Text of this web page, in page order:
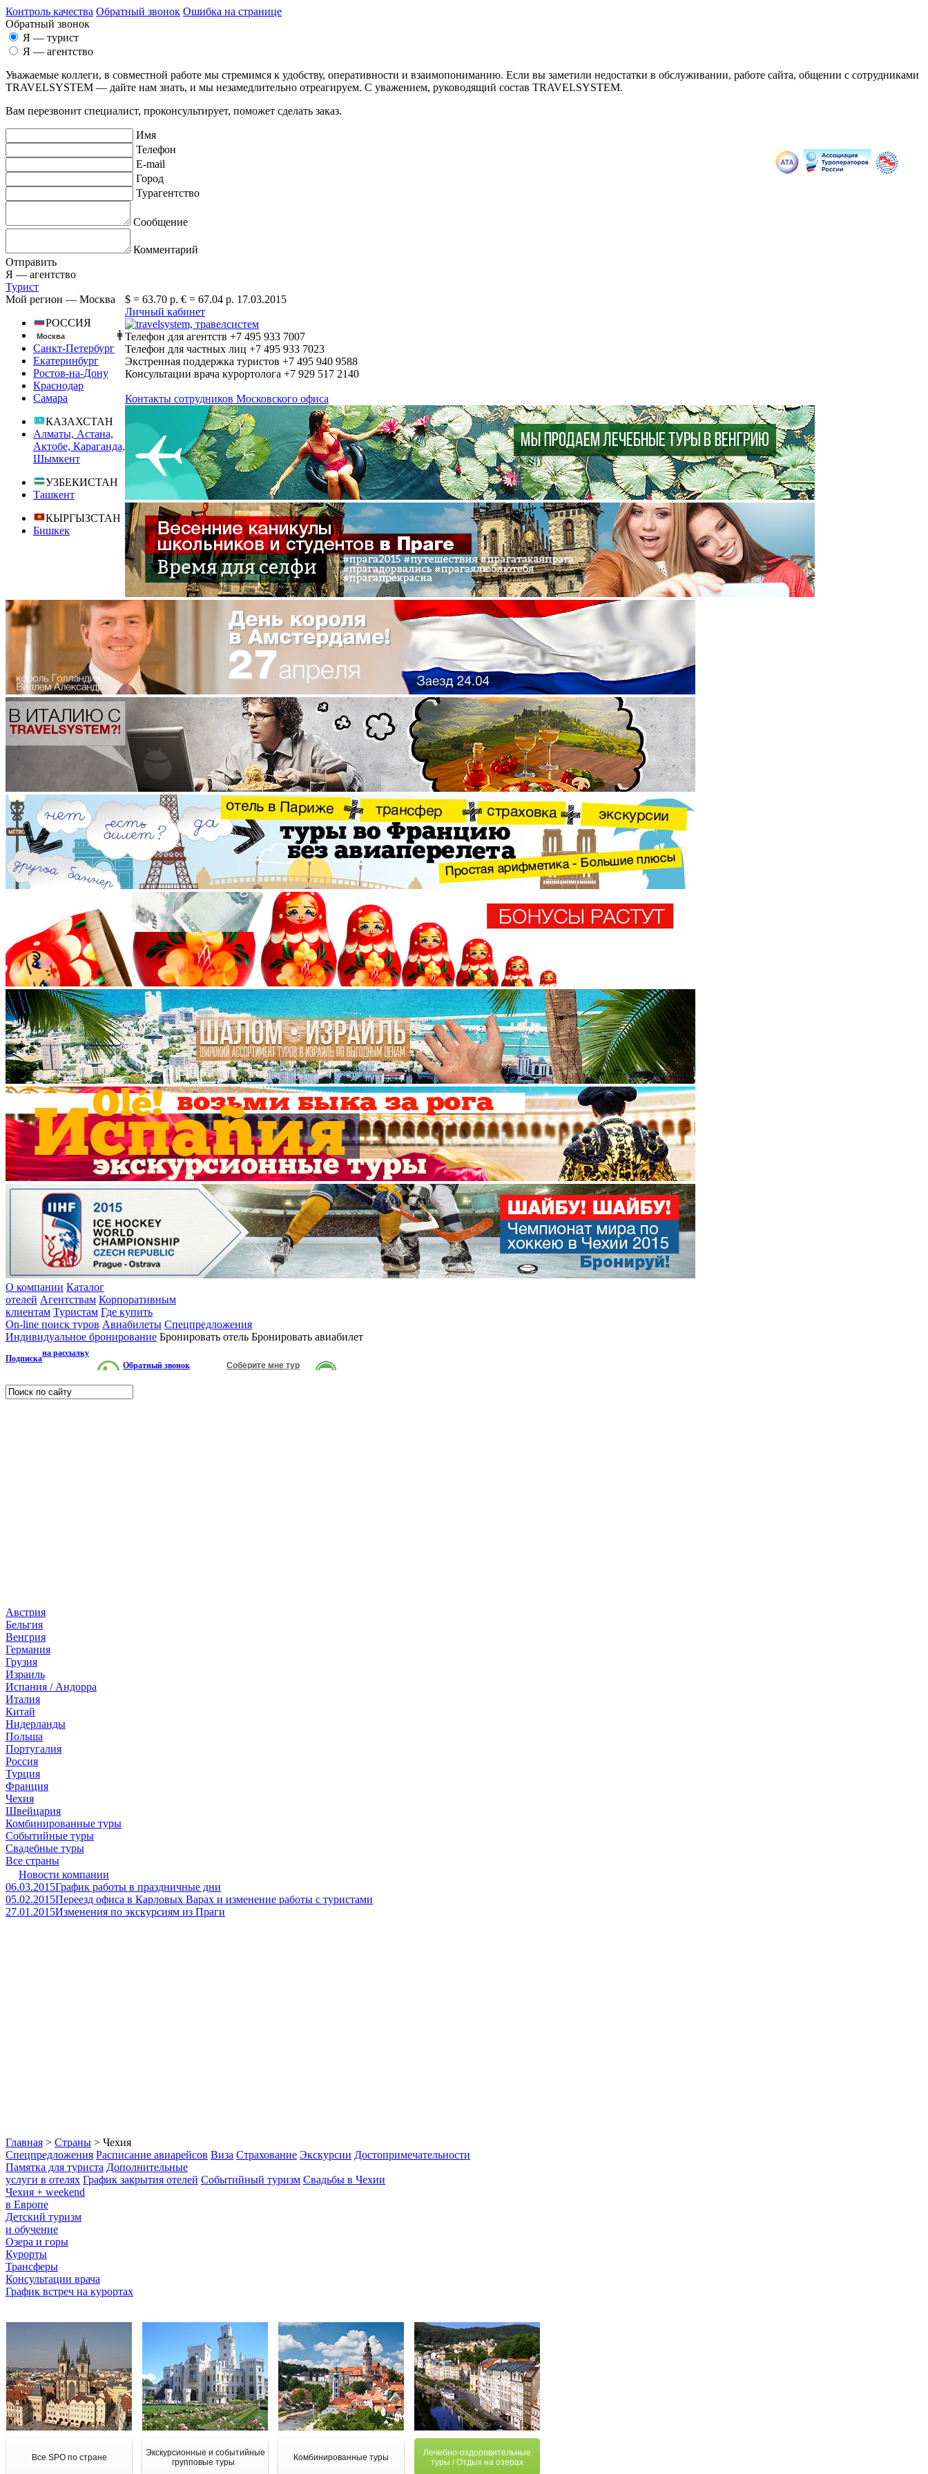
Контроль качества Обратный звонок Ошибка на странице
Обратный звонок
Я — турист
Я — агентство
Уважаемые коллеги, в совместной работе мы стремимся к удобству, оперативности и взаимопониманию. Если вы заметили недостатки в обслуживании, работе сайта, общении с сотрудниками
TRAVELSYSTEM — дайте нам знать, и мы незамедлительно отреагируем. С уважением, руководящий состав TRAVELSYSTEM.
Вам перезвонит специалист, проконсультирует, поможет сделать заказ.
Имя
Телефон
E-mail
Город
Турагентство
Сообщение
Комментарий
Отправить
Я — агентство
Турист
Мой регион — Москва
РОССИЯ
Москва
Санкт-Петербург
Екатеринбург
Ростов-на-Дону
Краснодар
Самара
КАЗАХСТАН
Алматы, Астана,
Актобе, Караганда,
Шымкент
УЗБЕКИСТАН
Ташкент
КЫРГЫЗСТАН
Бишкек
$ = 63.70 р. € = 67.04 р. 17.03.2015
Личный кабинет
Телефон для агентств +7 495 933 7007
Телефон для частных лиц +7 495 933 7023
Экстренная поддержка туристов +7 495 940 9588
Консультации врача курортолога +7 929 517 2140
Контакты сотрудников Московского офиса
О компании Каталог
отелей Агентствам Корпоративным
клиентам Туристам Где купить
On-line поиск туров Авиабилеты Спецпредложения
Индивидуальное бронирование Бронировать отель Бронировать авиабилет
Обратный звонок Соберите мне тур
Подписка
на рассылку
Австрия
Бельгия
Венгрия
Германия
Грузия
Израиль
Испания / Андорра
Италия
Китай
Нидерланды
Польша
Португалия
Россия
Турция
Франция
Чехия
Швейцария
Комбинированные туры
Событийные туры
Свадебные туры
Все страны
Новости компании
06.03.2015График работы в праздничные дни
05.02.2015Переезд офиса в Карловых Варах и изменение работы с туристами
27.01.2015Изменения по экскурсиям из Праги
Главная > Страны > Чехия
Спецпредложения Расписание авиарейсов Виза Страхование Экскурсии Достопримечательности
Памятка для туриста Дополнительные
услуги в отелях График закрытия отелей Событийный туризм Свадьбы в Чехии
Чехия + weekend
в Европе
Детский туризм
и обучение
Озера и горы
Курорты
Трансферы
Консультации врача
График встреч на курортах
Все SPO по стране
Экскурсионные и событийные
групповые туры
Комбинированные туры
Лечебно-оздоровительные
туры / Отдых на озерах